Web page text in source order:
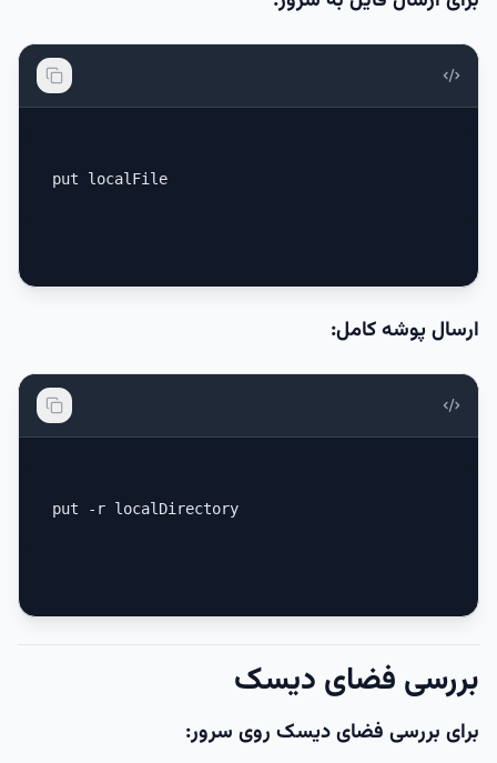
put localFile
ارسال پوشه کامل:
put -r localDirectory
بررسی فضای دیسک
برای بررسی فضای دیسک روی سرور: